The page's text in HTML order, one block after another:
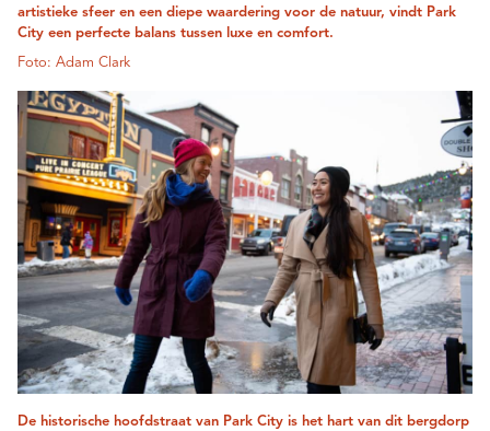
artistieke sfeer en een diepe waardering voor de natuur, vindt Park
City een perfecte balans tussen luxe en comfort.
Foto: Adam Clark
De historische hoofdstraat van Park City is het hart van dit bergdorp